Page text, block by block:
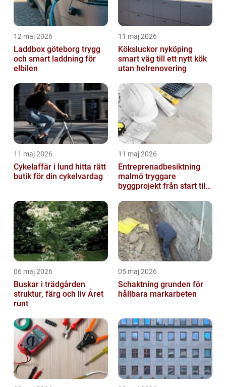
12 maj 2026
Laddbox göteborg trygg
och smart laddning för
elbilen
11 maj 2026
Köksluckor nyköping
smart väg till ett nytt kök
utan helrenovering
11 maj 2026
Cykelaffär i lund hitta rätt
butik för din cykelvardag
11 maj 2026
Entreprenadbesiktning
malmö tryggare
byggprojekt från start till
06 maj 2026
Buskar i trädgården
struktur, färg och liv Året
runt
05 maj 2026
Schaktning grunden för
hållbara markarbeten